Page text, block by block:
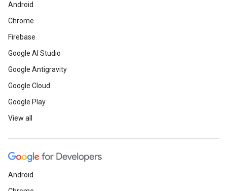
Android
Chrome
Firebase
Google AI Studio
Google Antigravity
Google Cloud
Google Play
View all
Android